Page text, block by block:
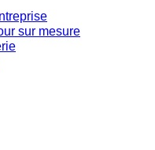
sur mesure